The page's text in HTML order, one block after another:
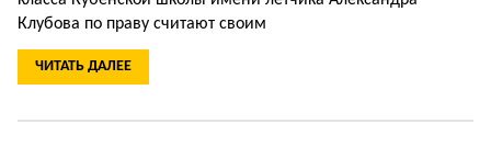
Клубова по праву считают своим
ЧИТАТЬ ДАЛЕЕ